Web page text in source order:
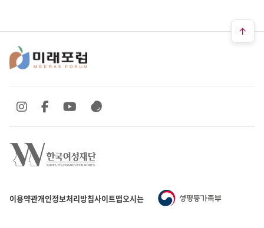
이용약관개인정보처리방침사이트맵오시는 길
SNS 바로가기
SNS 바로가기SNS 바로가기
SNS 바로가기